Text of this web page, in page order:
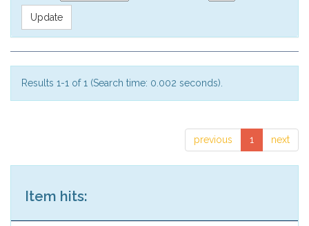
Results 1-1 of 1 (Search time: 0.002 seconds).
previous 1 next
Item hits: